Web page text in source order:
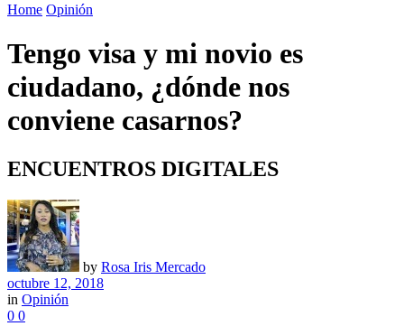
Home Opinión
Tengo visa y mi novio es
ciudadano, ¿dónde nos
conviene casarnos?
ENCUENTROS DIGITALES
by Rosa Iris Mercado
octubre 12, 2018
in Opinión
0 0